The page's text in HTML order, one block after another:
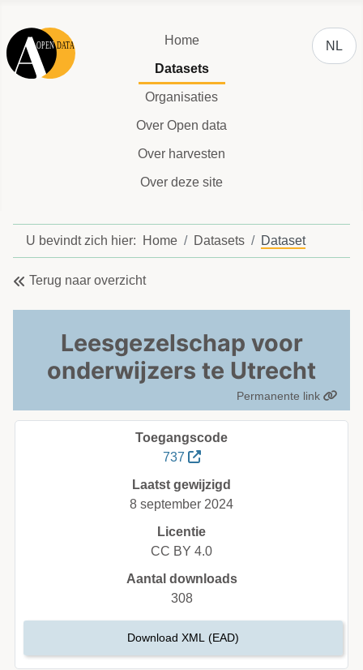
Home
Datasets
Organisaties
Over Open data
Over harvesten
Over deze site
NL
U bevindt zich hier: Home Datasets Dataset
Terug naar overzicht
Leesgezelschap voor
onderwijzers te Utrecht
Permanente link
Toegangscode
737
Laatst gewijzigd
8 september 2024
Licentie
CC BY 4.0
Aantal downloads
308
Download XML (EAD)